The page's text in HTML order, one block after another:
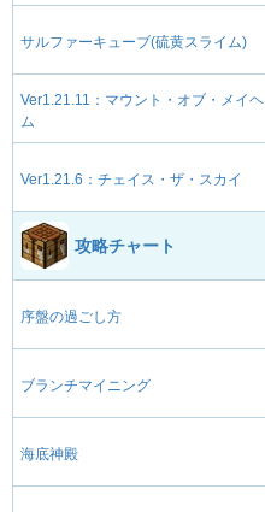
サルファーキューブ(硫黄スライム)
Ver1.21.11：マウント・オブ・メイヘ
ム
Ver1.21.6：チェイス・ザ・スカイ
攻略チャート
序盤の過ごし方
ブランチマイニング
海底神殿